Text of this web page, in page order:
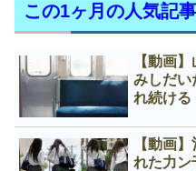
この1ヶ月の人気記事
【動画
みしだい
れ続ける
【動画
れた力ン